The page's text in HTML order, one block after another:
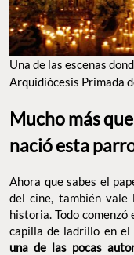
Una de las escenas
Arquidiócesis Primada
Mucho más
nació esta
Ahora que sabes el
del cine, también vale
historia. Todo comenzó
capilla de ladrillo en el
una de las pocas